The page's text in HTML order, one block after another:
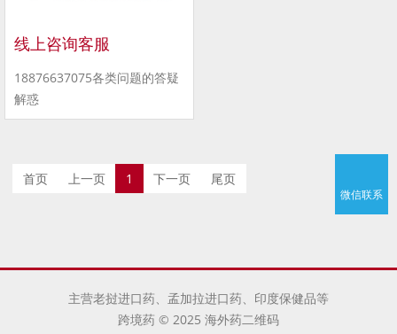
线上咨询客服
18876637075各类问题的答疑
解惑
首页 上一页 1 下一页 尾页
主营老挝进口药、孟加拉进口药、印度保健品等
跨境药 © 2025 海外药二维码
微信联系